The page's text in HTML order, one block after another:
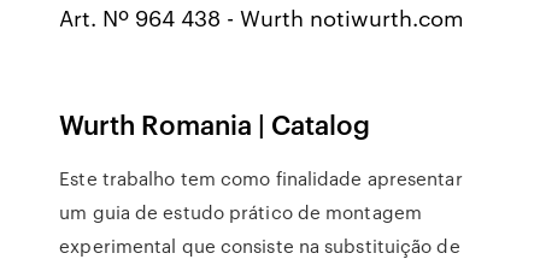
Art. Nº 964 438 - Wurth notiwurth.com
Wurth Romania | Catalog
Este trabalho tem como finalidade apresentar
um guia de estudo prático de montagem
experimental que consiste na substituição de